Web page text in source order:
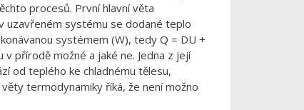
procesů. První hlavní věta
uzavřeném systému se dodané teplo
systémem (W), tedy Q = DU +
přírodě možné a jaké ne. Jedna z její
od teplého ke chladnému tělesu,
termodynamiky říká, že není možno